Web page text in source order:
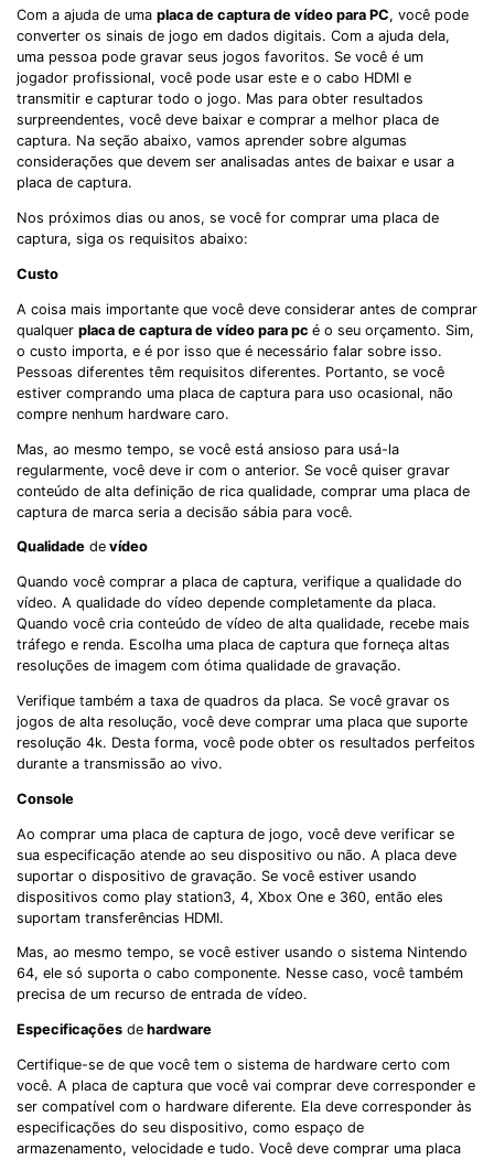
Com a ajuda de uma placa de captura de vídeo para PC, você pode
converter os sinais de jogo em dados digitais. Com a ajuda dela,
uma pessoa pode gravar seus jogos favoritos. Se você é um
jogador profissional, você pode usar este e o cabo HDMI e
transmitir e capturar todo o jogo. Mas para obter resultados
surpreendentes, você deve baixar e comprar a melhor placa de
captura. Na seção abaixo, vamos aprender sobre algumas
considerações que devem ser analisadas antes de baixar e usar a
placa de captura.
Nos próximos dias ou anos, se você for comprar uma placa de
captura, siga os requisitos abaixo:
Custo
A coisa mais importante que você deve considerar antes de comprar
qualquer placa de captura de vídeo para pc é o seu orçamento. Sim,
o custo importa, e é por isso que é necessário falar sobre isso.
Pessoas diferentes têm requisitos diferentes. Portanto, se você
estiver comprando uma placa de captura para uso ocasional, não
compre nenhum hardware caro.
Mas, ao mesmo tempo, se você está ansioso para usá-la
regularmente, você deve ir com o anterior. Se você quiser gravar
conteúdo de alta definição de rica qualidade, comprar uma placa de
captura de marca seria a decisão sábia para você.
Qualidade de vídeo
Quando você comprar a placa de captura, verifique a qualidade do
vídeo. A qualidade do vídeo depende completamente da placa.
Quando você cria conteúdo de vídeo de alta qualidade, recebe mais
tráfego e renda. Escolha uma placa de captura que forneça altas
resoluções de imagem com ótima qualidade de gravação.
Verifique também a taxa de quadros da placa. Se você gravar os
jogos de alta resolução, você deve comprar uma placa que suporte
resolução 4k. Desta forma, você pode obter os resultados perfeitos
durante a transmissão ao vivo.
Console
Ao comprar uma placa de captura de jogo, você deve verificar se
sua especificação atende ao seu dispositivo ou não. A placa deve
suportar o dispositivo de gravação. Se você estiver usando
dispositivos como play station3, 4, Xbox One e 360, então eles
suportam transferências HDMI.
Mas, ao mesmo tempo, se você estiver usando o sistema Nintendo
64, ele só suporta o cabo componente. Nesse caso, você também
precisa de um recurso de entrada de vídeo.
Especificações de hardware
Certifique-se de que você tem o sistema de hardware certo com
você. A placa de captura que você vai comprar deve corresponder e
ser compatível com o hardware diferente. Ela deve corresponder às
especificações do seu dispositivo, como espaço de
armazenamento, velocidade e tudo. Você deve comprar uma placa